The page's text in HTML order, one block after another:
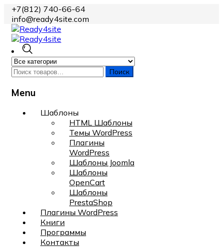
+7(812) 740-66-64
info@ready4site.com
Поиск
Menu
Skip
Шаблоны
HTML Шаблоны
Темы WordPress
Плагины
WordPress
Шаблоны Joomla
Шаблоны
OpenCart
Шаблоны
PrestaShop
Плагины WordPress
Книги
Программы
Контакты